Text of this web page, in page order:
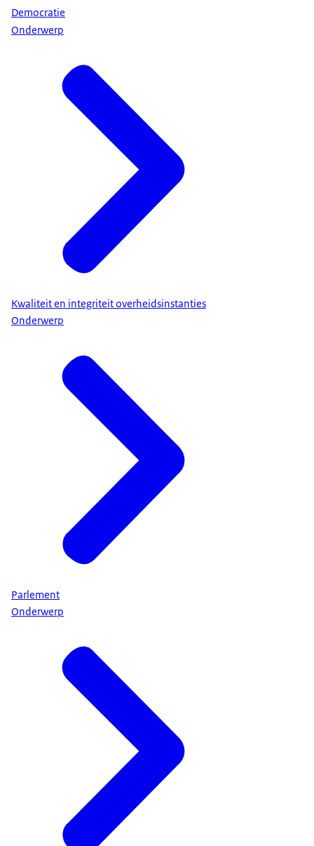
Democratie
Onderwerp
Kwaliteit en integriteit overheidsinstanties
Onderwerp
Parlement
Onderwerp